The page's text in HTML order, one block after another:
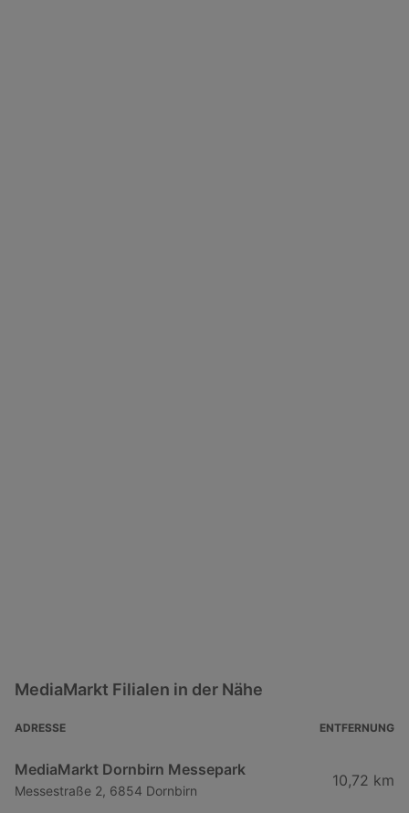
MediaMarkt Filialen in der Nähe
ADRESSE ENTFERNUNG
MediaMarkt Dornbirn Messepark
Messestraße 2, 6854 Dornbirn
10,72 km